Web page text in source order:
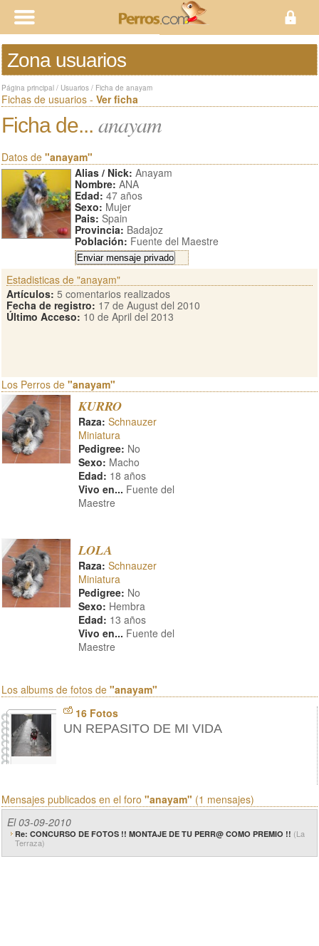
Zona usuarios
Página principal / Usuarios / Ficha de anayam
Fichas de usuarios - Ver ficha
Ficha de... anayam
Datos de "anayam"
Alias / Nick: Anayam
Nombre: ANA
Edad: 47 años
Sexo: Mujer
Pais: Spain
Provincia: Badajoz
Población: Fuente del Maestre
Estadisticas de "anayam"
Artículos: 5 comentarios realizados
Fecha de registro: 17 de August del 2010
Último Acceso: 10 de April del 2013
Los Perros de "anayam"
KURRO
Raza: Schnauzer
Miniatura
Pedigree: No
Sexo: Macho
Edad: 18 años
Vivo en... Fuente del
Maestre
LOLA
Raza: Schnauzer
Miniatura
Pedigree: No
Sexo: Hembra
Edad: 13 años
Vivo en... Fuente del
Maestre
Los albums de fotos de "anayam"
16 Fotos
UN REPASITO DE MI VIDA
Mensajes publicados en el foro "anayam" (1 mensajes)
El 03-09-2010
Re: CONCURSO DE FOTOS !! MONTAJE DE TU PERR@ COMO PREMIO !! (La
Terraza)